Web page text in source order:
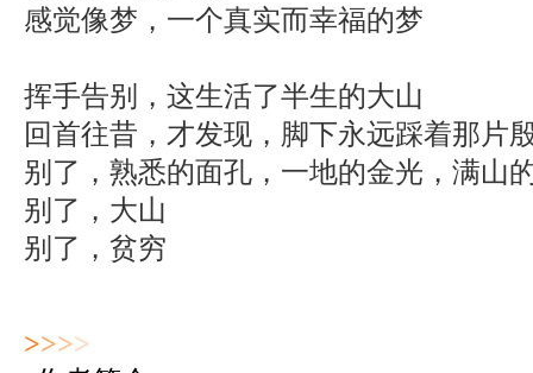
感觉像梦，一个真实而幸福的梦
挥手告别，这生活了半生的大山
回首往昔，才发现，脚下永远踩着那片
别了，熟悉的面孔，一地的金光，满山
别了，大山
别了，贫穷
>>>>